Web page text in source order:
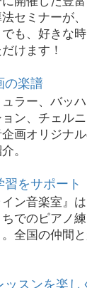
セミナーが
も、好きな
けます！
の楽譜
ラー、バッ
ン、チェル
画オリジナ
。
習をサポート
イン音楽室』
でのピアノ
全国の仲間
スンを楽し